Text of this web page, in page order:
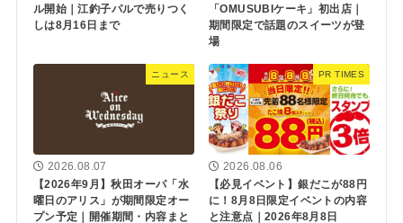
ル開始｜江釣子パルで売りつく
しは8月16日まで
「OMUSUBIケーキ」初出店｜
期間限定で話題のスイーツが登
場
ニュース
2026.08.07
【2026年9月】秋田オーパ「水
曜日のアリス」が期間限定オー
プン予定｜開催期間・内容まと
PR TIMES
2026.08.06
【必見イベント】銀だこが88円
に！8月8日限定イベントの内容
と注意点｜2026年8月8日